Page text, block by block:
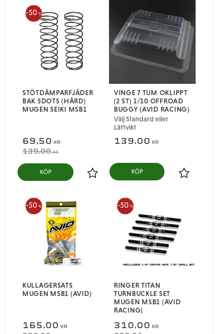
STÖTDÄMPARFJÄDER
BAK 5DOTS (HÅRD)
MUGEN SEIKI MSB1
69,50 KR
139,00KR
50 %
Lägg till i favoriter
KÖP
VINGE 7 TUM OKLIPPT
(2 ST) 1/10 OFFROAD
BUGGY (AVID RACING)
Välj Standard eller
Lättvikt
139,00 KR
Lägg till i
KULLAGERSATS
MUGEN MSB1 (AVID)
165,00 KR
50 %
RINGER TITAN
TURNBUCKLE SET
MUGEN MSB1 (AVID
RACING)
310,00 KR
50 %